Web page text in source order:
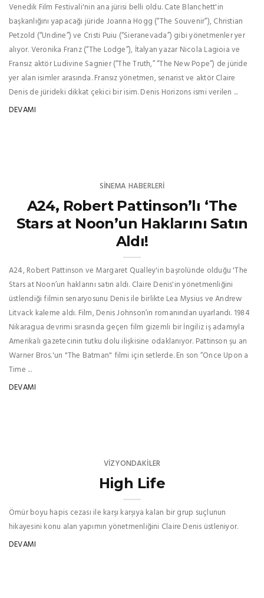
Venedik Film Festivali'nin ana jürisi belli oldu. Cate Blanchett'in
başkanlığını yapacağı jüride Joanna Hogg (“The Souvenir”), Christian
Petzold (“Undine”) ve Cristi Puiu (“Sieranevada”) gibi yönetmenler yer
alıyor. Veronika Franz (“The Lodge”), İtalyan yazar Nicola Lagioia ve
Fransız aktör Ludivine Sagnier (“The Truth,” “The New Pope”) de jüride
yer alan isimler arasında. Fransız yönetmen, senarist ve aktör Claire
Denis de jürideki dikkat çekici bir isim. Denis Horizons ismi verilen ...
DEVAMI
SINEMA HABERLERI
A24, Robert Pattinson’lı ‘The
Stars at Noon’un Haklarını Satın
Aldı!
A24, Robert Pattinson ve Margaret Qualley'in başrolünde olduğu 'The
Stars at Noon’un haklarını satın aldı. Claire Denis'in yönetmenliğini
üstlendiği filmin senaryosunu Denis ile birlikte Lea Mysius ve Andrew
Litvack kaleme aldı. Film, Denis Johnson’ın romanından uyarlandı. 1984
Nikaragua devrimi sırasında geçen film gizemli bir İngiliz iş adamıyla
Amerikalı gazetecinin tutku dolu ilişkisine odaklanıyor. Pattinson şu an
Warner Bros.'un "The Batman" filmi için setlerde. En son “Once Upon a
Time ...
DEVAMI
VIZYONDAKILER
High Life
Ömür boyu hapis cezası ile karşı karşıya kalan bir grup suçlunun
hikayesini konu alan yapımın yönetmenliğini Claire Denis üstleniyor.
DEVAMI